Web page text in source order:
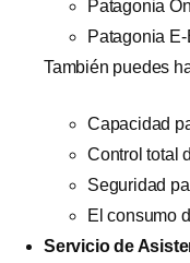
Patagonia
Patagonia
También puedes
Capacidad
Control total
Seguridad
El consumo
Servicio de